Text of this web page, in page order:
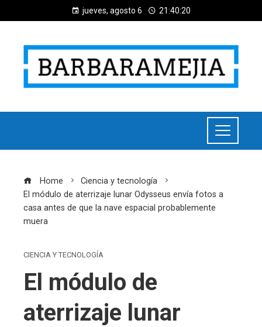
jueves, agosto 6 21:40:21
Home
Ciencia y tecnología
El módulo de aterrizaje lunar Odysseus envía fotos a
casa antes de que la nave espacial probablemente
muera
CIENCIA Y TECNOLOGÍA
El módulo de
aterrizaje lunar